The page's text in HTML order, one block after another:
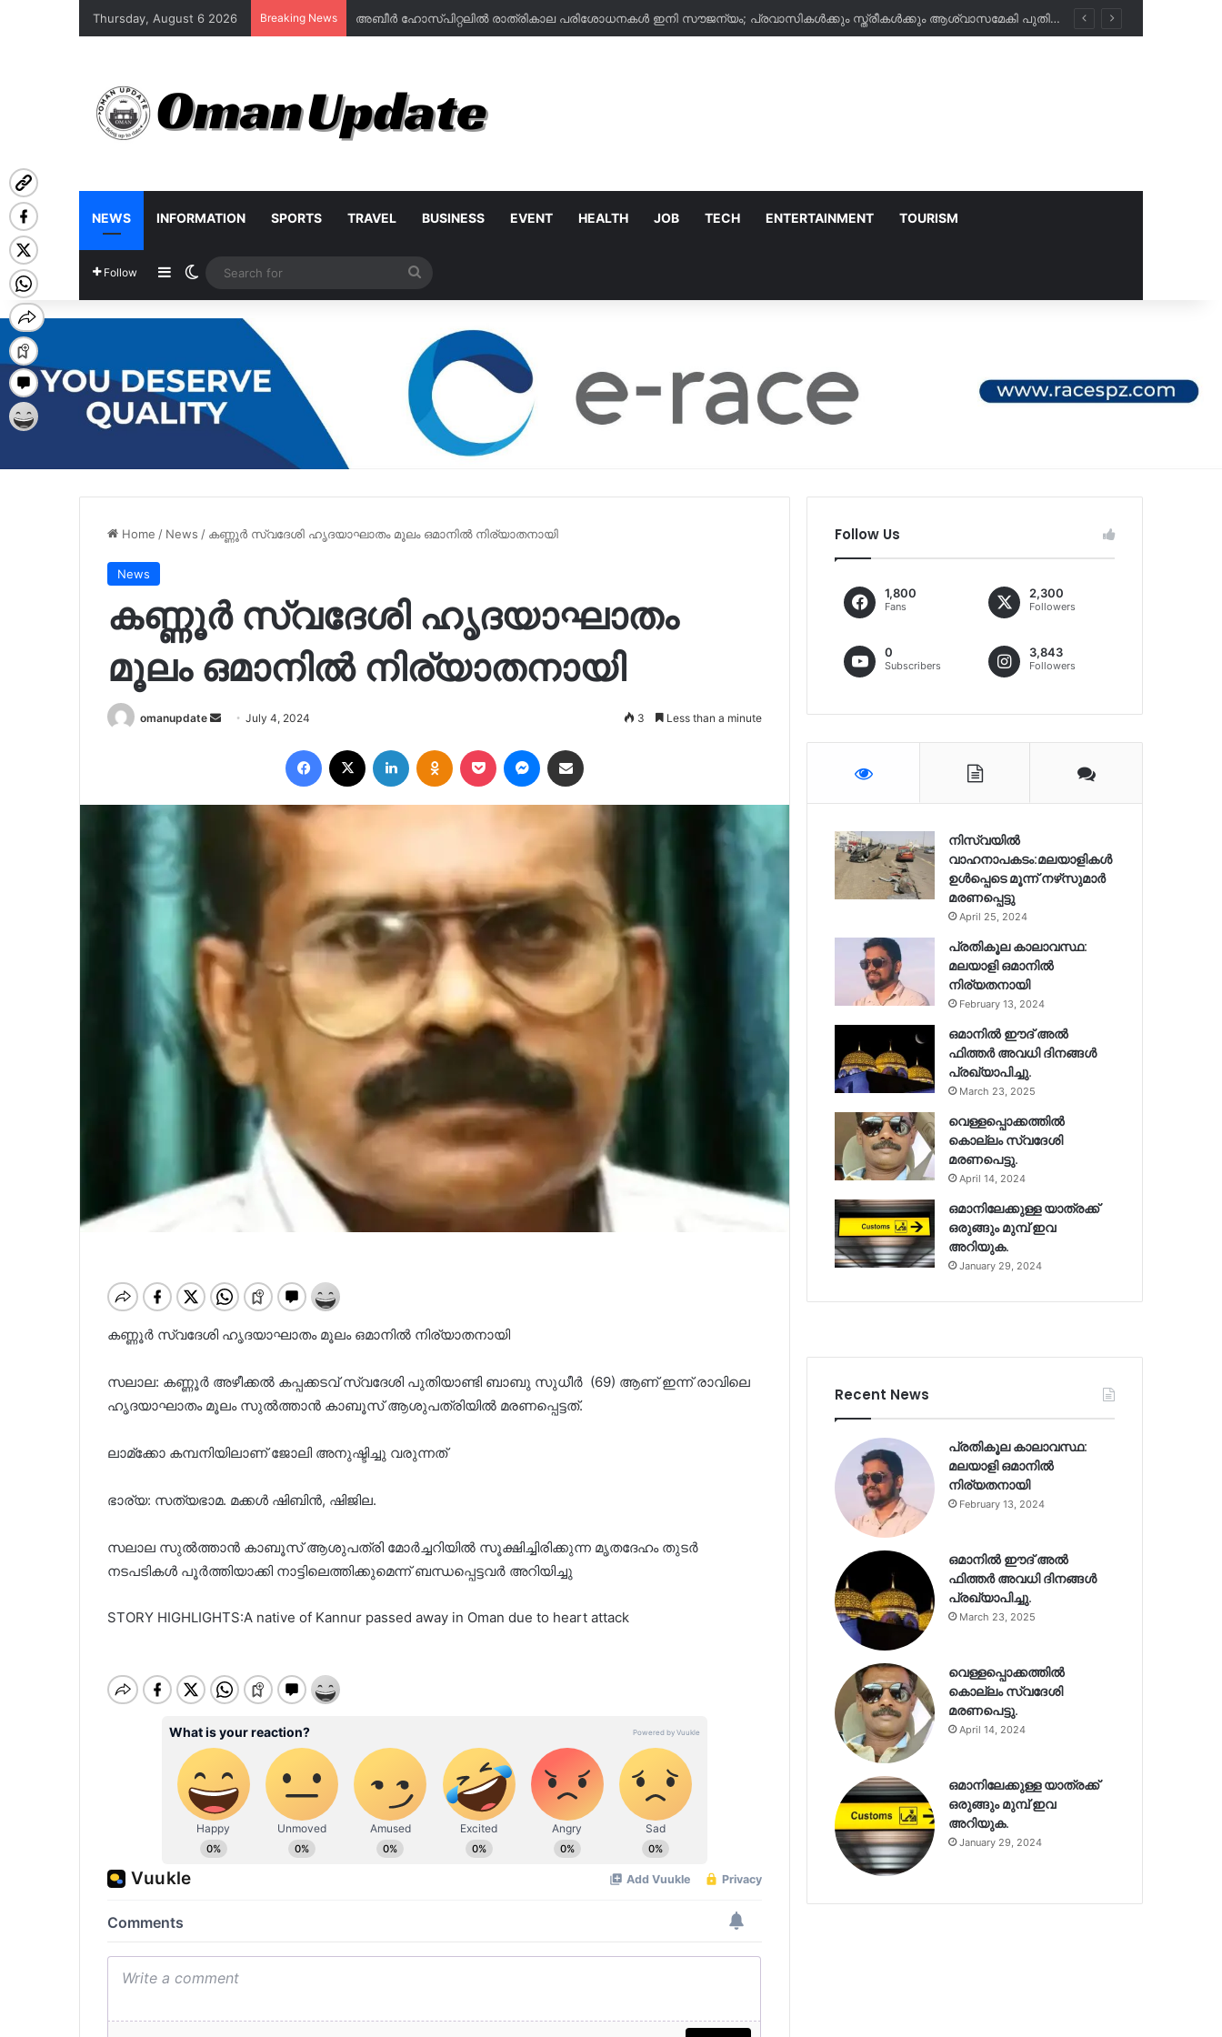
Thursday, August 6 2026 Breaking News അബീർ ഹോസ്പിറ്റലിൽ രാത്രികാല പരിശോധനകൾ ഇനി സൗജന്യം; പ്രവാസികൾക്കും സ്ത്രീകൾക്കും ആശ്വാസമേകി പുതിയ പദ്ധതി!
NEWS INFORMATION SPORTS TRAVEL BUSINESS EVENT HEALTH JOB TECH ENTERTAINMENT TOURISM
Follow SidebarSwitch skin
for
Home / News / കണ്ണൂർ സ്വദേശി ഹൃദയാഘാതം മൂലം ഒമാനിൽ നിര്യാതനായി
News
കണ്ണൂർ സ്വദേശി ഹൃദയാഘാതം
മൂലം ഒമാനിൽ നിര്യാതനായി
omanupdate
Send July 4, 2024 3 Less than a minute
Facebook LinkedIn Odnoklassniki
Pocket Messenger
കണ്ണൂർ സ്വദേശി ഹൃദയാഘാതം മൂലം ഒമാനിൽ നിര്യാതനായി
സലാല: കണ്ണൂർ അഴീക്കൽ കപ്പക്കടവ് സ്വദേശി പുതിയാണ്ടി ബാബു സുധീർ (69) ആണ് ഇന്ന് രാവിലെ
ഹൃദയാഘാതം മൂലം സുൽത്താൻ കാബൂസ് ആശുപത്രിയിൽ മരണപ്പെട്ടത്.
ലാമ്ക്കോ കമ്പനിയിലാണ് ജോലി അനുഷ്ടിച്ചു വരുന്നത്
ഭാര്യ: സത്യഭാമ. മക്കൾ ഷിബിൻ, ഷിജില.
സലാല സുൽത്താൻ കാബൂസ് ആശുപത്രി മോർച്ചറിയിൽ സൂക്ഷിച്ചിരിക്കുന്ന മൃതദേഹം തുടർ
നടപടികൾ പൂർത്തിയാക്കി നാട്ടിലെത്തിക്കുമെന്ന് ബന്ധപ്പെട്ടവർ അറിയിച്ചു
STORY HIGHLIGHTS:A native of Kannur passed away in Oman due to heart attack
നേരെയുണ്ടായ ആക്രമണം; ഒമാന്‍
Follow Us
1,800
Fans
2,300
Followers
0
Subscribers
3,843
Followers
നിസ്‌വയിൽ
വാഹനാപകടം:മലയാളികള്‍
ഉള്‍പ്പെടെ മൂന്ന് നഴ്‌സുമാര്‍
മരണപ്പെട്ടു
April 25, 2024
പ്രതികൂല കാലാവസ്ഥ:
മലയാളി ഒമാനിൽ
നിര്യതനായി
February 13, 2024
ഒമാനിൽ ഈദ് അൽ
ഫിത്തർ അവധി ദിനങ്ങൾ
പ്രഖ്യാപിച്ചു.
March 23, 2025
വെള്ളപ്പൊക്കത്തിൽ
കൊല്ലം സ്വദേശി
മരണപെട്ടു.
April 14, 2024
ഒമാനിലേക്കുള്ള യാത്രക്ക്
ഒരുങ്ങും മുമ്പ് ഇവ
അറിയുക.
January 29, 2024
Recent News
പ്രതികൂല കാലാവസ്ഥ:
മലയാളി ഒമാനിൽ
നിര്യതനായി
February 13, 2024
ഒമാനിൽ ഈദ് അൽ
ഫിത്തർ അവധി ദിനങ്ങൾ
പ്രഖ്യാപിച്ചു.
March 23, 2025
വെള്ളപ്പൊക്കത്തിൽ
കൊല്ലം സ്വദേശി
മരണപെട്ടു.
April 14, 2024
ഒമാനിലേക്കുള്ള യാത്രക്ക്
ഒരുങ്ങും മുമ്പ് ഇവ
അറിയുക.
January 29, 2024